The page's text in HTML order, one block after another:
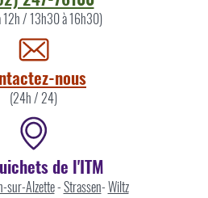
/ 13h30 à 16h30)
nous
(24h / 24)
de l'ITM
sur-Alzette-Strassen-Wiltz